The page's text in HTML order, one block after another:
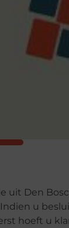
uit Den
u
hoeft u